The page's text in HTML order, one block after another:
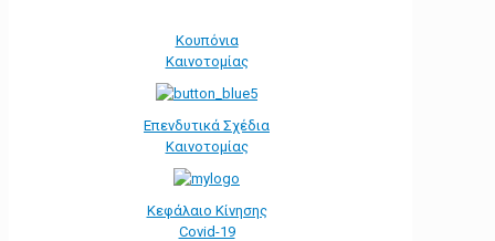
Κουπόνια
Καινοτομίας
Επενδυτικά Σχέδια
Καινοτομίας
Κεφάλαιο Κίνησης
Covid-19